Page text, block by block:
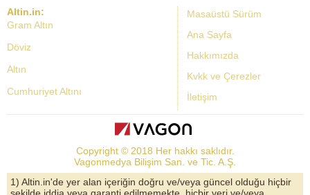
Masaüstü Sürüm
Ana Sayfa
Hakkımızda
Kvkk ve Çerezler
İletişim
Altin.in:
Gram Altın
Döviz
Altın
Cumhuriyet Altını
Dolar Kuru
Altın Yorumları
Copyright © 2018 Her hakkı saklıdır.
Vagonmedya Bilişim San. ve Tic. A.Ş.
1) Altin.in'de yer alan içeriğin doğru ve/veya güncel olduğu hiçbir